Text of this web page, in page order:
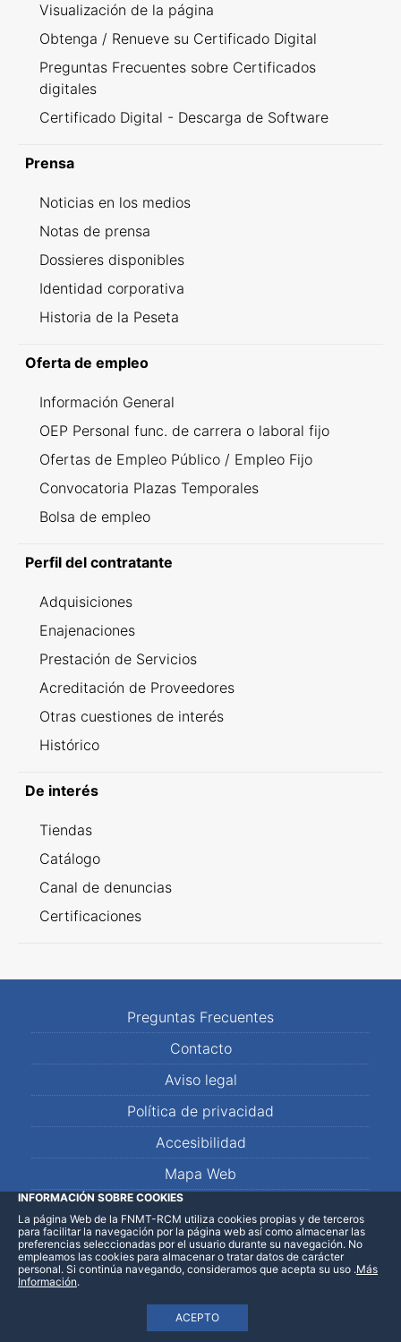
Visualización de la página
Obtenga / Renueve su Certificado Digital
Preguntas Frecuentes sobre Certificados
digitales
Certificado Digital - Descarga de Software
Prensa
Noticias en los medios
Notas de prensa
Dossieres disponibles
Identidad corporativa
Historia de la Peseta
Oferta de empleo
Información General
OEP Personal func. de carrera o laboral fijo
Ofertas de Empleo Público / Empleo Fijo
Convocatoria Plazas Temporales
Bolsa de empleo
Perfil del contratante
Adquisiciones
Enajenaciones
Prestación de Servicios
Acreditación de Proveedores
Otras cuestiones de interés
Histórico
De interés
Tiendas
Catálogo
Canal de denuncias
Certificaciones
Preguntas Frecuentes
Contacto
Aviso legal
Política de privacidad
Accesibilidad
Mapa Web
LinkedInFacebookWhatsApp
INFORMACIÓN SOBRE COOKIES
La página Web de la FNMT-RCM utiliza cookies propias y de terceros
para facilitar la navegación por la página web así como almacenar las
preferencias seleccionadas por el usuario durante su navegación. No
empleamos las cookies para almacenar o tratar datos de carácter
personal. Si continúa navegando, consideramos que acepta su uso
ACEPTO
.Más
Información.